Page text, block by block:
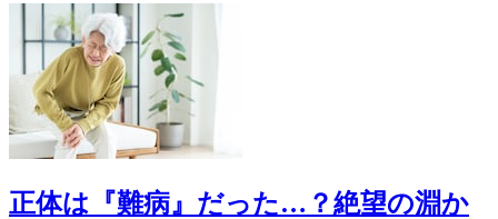
正体は『難病』だった…？絶望の淵か